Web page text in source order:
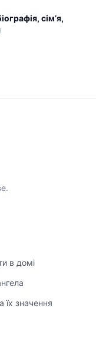
сім’я,
в домі
їх значення